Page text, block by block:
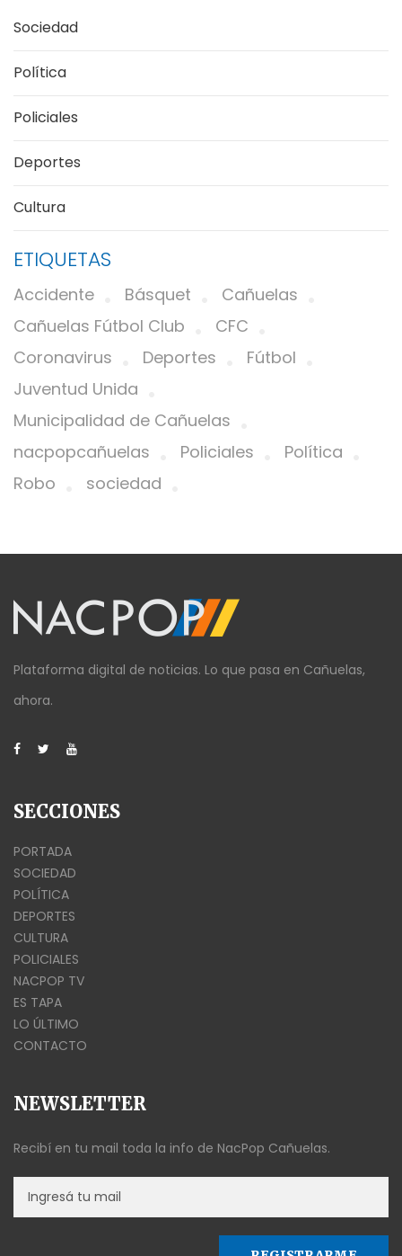
Sociedad
Política
Policiales
Deportes
Cultura
ETIQUETAS
Accidente Básquet
Cañuelas
Cañuelas Fútbol Club
CFC
Coronavirus
Deportes
Fútbol
Juventud Unida
Municipalidad de Cañuelas
nacpopcañuelas
Policiales
Política
Robo
sociedad
Plataforma digital de noticias. Lo que pasa en Cañuelas,
ahora.
SECCIONES
PORTADA
SOCIEDAD
POLÍTICA
DEPORTES
CULTURA
POLICIALES
NACPOP TV
ES TAPA
LO ÚLTIMO
CONTACTO
NEWSLETTER
Recibí en tu mail toda la info de NacPop Cañuelas.